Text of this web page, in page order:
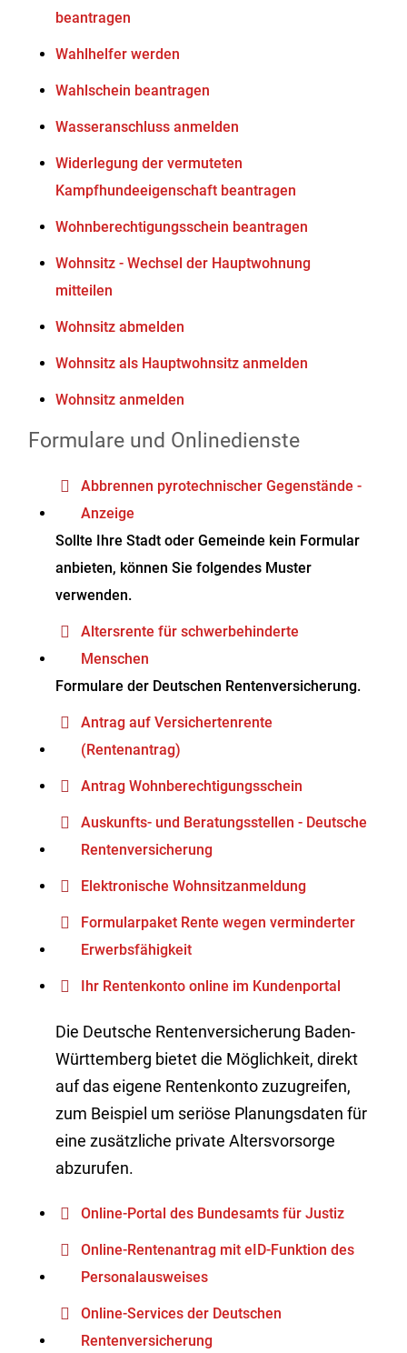
beantragen
Wahlhelfer werden
Wahlschein beantragen
Wasseranschluss anmelden
Widerlegung der vermuteten
Kampfhundeeigenschaft beantragen
Wohnberechtigungsschein beantragen
Wohnsitz - Wechsel der Hauptwohnung
mitteilen
Wohnsitz abmelden
Wohnsitz als Hauptwohnsitz anmelden
Wohnsitz anmelden
Formulare und Onlinedienste
Abbrennen pyrotechnischer Gegenstände -
Anzeige
Sollte Ihre Stadt oder Gemeinde kein Formular
anbieten, können Sie folgendes Muster
verwenden.
Altersrente für schwerbehinderte
Menschen
Formulare der Deutschen Rentenversicherung.
Antrag auf Versichertenrente
(Rentenantrag)
Antrag Wohnberechtigungsschein
Auskunfts- und Beratungsstellen - Deutsche
Rentenversicherung
Elektronische Wohnsitzanmeldung
Formularpaket Rente wegen verminderter
Erwerbsfähigkeit
Ihr Rentenkonto online im Kundenportal
Die Deutsche Rentenversicherung Baden-
Württemberg bietet die Möglichkeit, direkt
auf das eigene Rentenkonto zuzugreifen,
zum Beispiel um seriöse Planungsdaten für
eine zusätzliche private Altersvorsorge
abzurufen.
Online-Portal des Bundesamts für Justiz
Online-Rentenantrag mit eID-Funktion des
Personalausweises
Online-Services der Deutschen
Rentenversicherung